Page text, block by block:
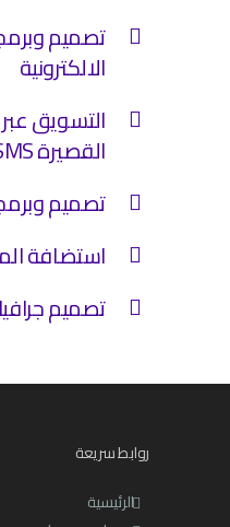
تصميم
الالكترونية
التسويق
القصيرة SMS
تصميم
استضافة
تصميم
روابط سريعة
الرئيسية